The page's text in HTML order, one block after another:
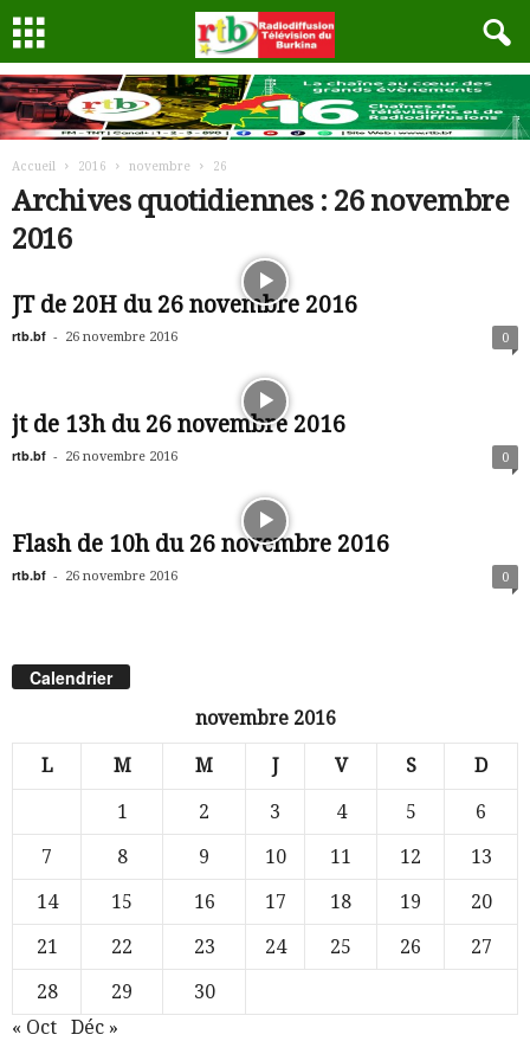
Accueil 2016 novembre 26
Archives quotidiennes : 26 novembre
2016
JT de 20H du 26 novembre 2016
rtb.bf - 26 novembre 2016 0
jt de 13h du 26 novembre 2016
rtb.bf - 26 novembre 2016 0
Flash de 10h du 26 novembre 2016
rtb.bf - 26 novembre 2016 0
Calendrier
novembre 2016
L M M J V S D
1 2 3 4 5
6
7
8 9 10 11 12
13
14
15 16 17 18 19
20
21
22 23 24 25 26
27
28
29
30
« Oct
Déc »